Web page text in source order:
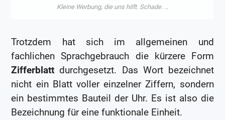
Trotzdem hat sich im allgemeinen und
fachlichen Sprachgebrauch die kürzere Form
Zifferblatt durchgesetzt. Das Wort bezeichnet
nicht ein Blatt voller einzelner Ziffern, sondern
ein bestimmtes Bauteil der Uhr. Es ist also die
Bezeichnung für eine funktionale Einheit.